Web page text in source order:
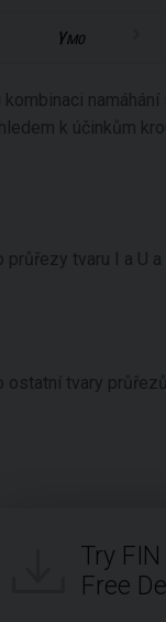
γM0
kombinaci
k účinkům
průřezy tvaru I a U a
ostatní tvary průřezů.
Try
Free